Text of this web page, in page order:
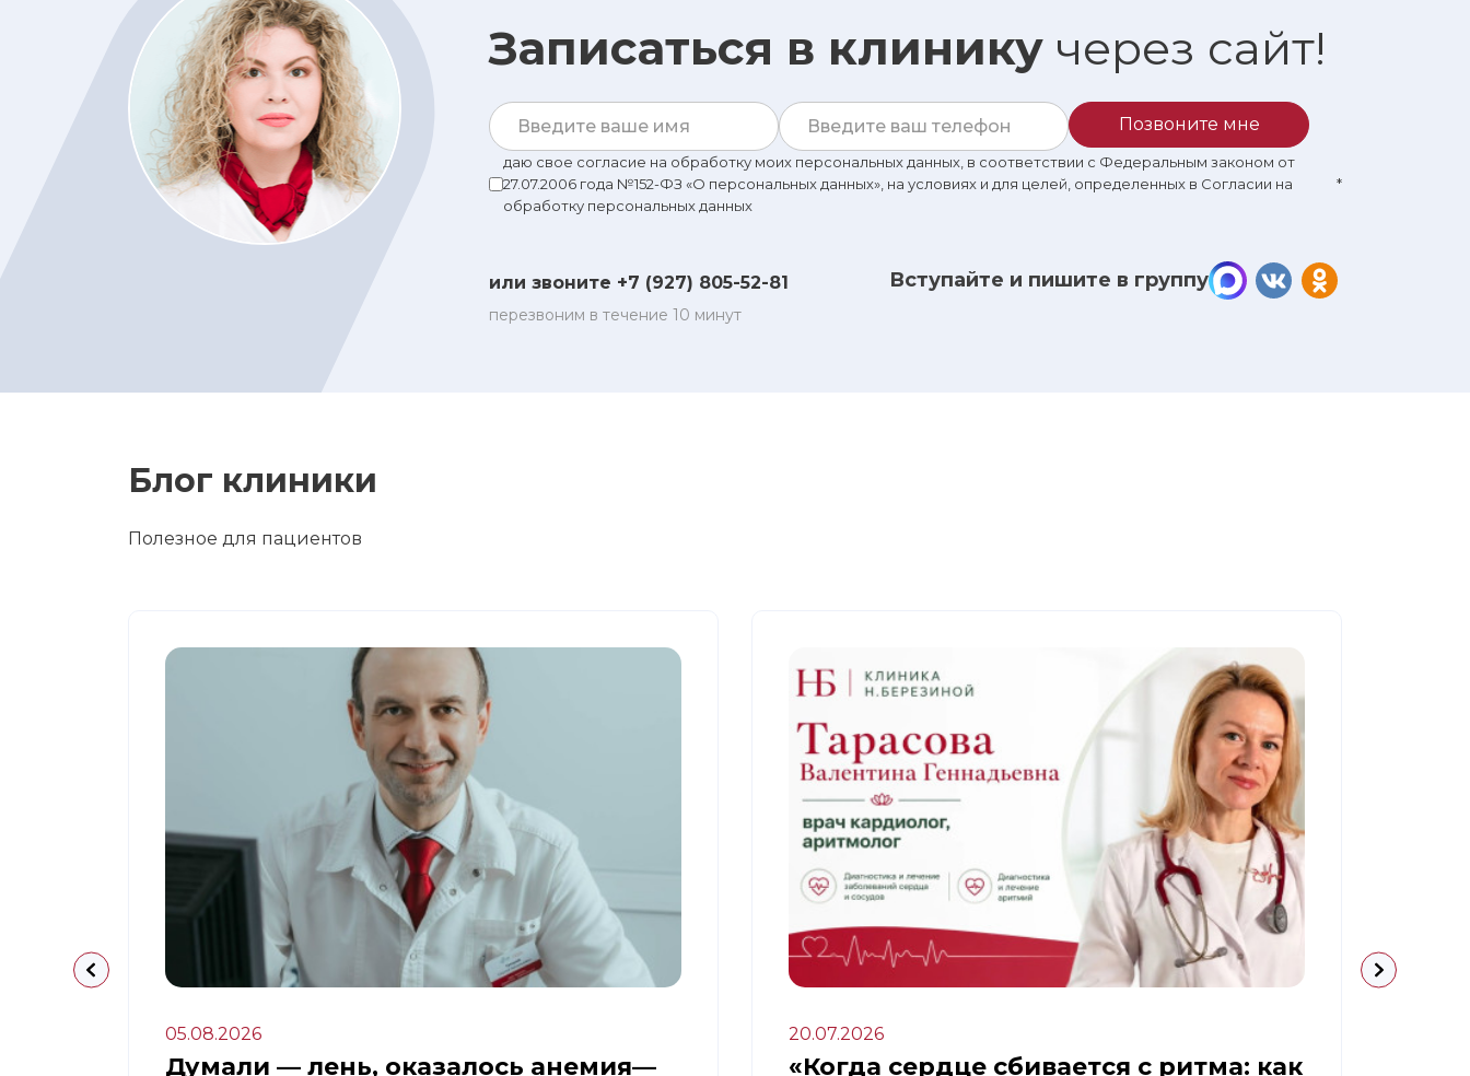
Записаться в клинику через сайт!
даю свое согласие на обработку моих персональных данных, в соответствии с Федеральным законом от
27.07.2006 года №152-ФЗ «О персональных данных», на условиях и для целей, определенных в Согласии на
обработку персональных данных
*
Позвоните мне
или звоните +7 (927) 805-52-81
перезвоним в течение 10 минут
Вступайте и пишите в группу
Блог клиники
Полезное для пациентов
05.08.2026
Думали — лень, оказалось анемия—
20.07.2026
«Когда сердце сбивается с ритма: как